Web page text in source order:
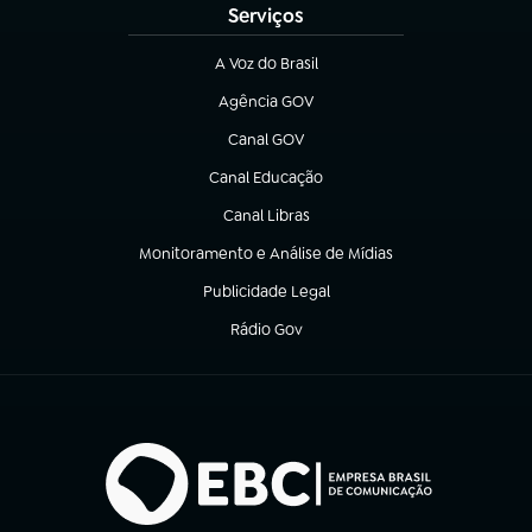
Serviços
A Voz do Brasil
(abre em nova aba)
Agência GOV
(abre em nova aba)
Canal GOV
(abre em nova aba)
Canal Educação
(abre em nova aba)
Canal Libras
(abre em nova aba)
Monitoramento e Análise de Mídias
(abre em nova aba)
Publicidade Legal
(abre em nova aba)
Rádio Gov
(abre em nova aba)